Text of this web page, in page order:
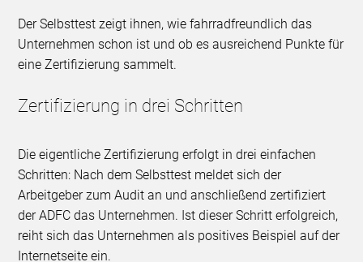
Der Selbsttest zeigt ihnen, wie fahrradfreundlich das
Unternehmen schon ist und ob es ausreichend Punkte für
eine Zertifizierung sammelt.
Zertifizierung in drei Schritten
Die eigentliche Zertifizierung erfolgt in drei einfachen
Schritten: Nach dem Selbsttest meldet sich der
Arbeitgeber zum Audit an und anschließend zertifiziert
der ADFC das Unternehmen. Ist dieser Schritt erfolgreich,
reiht sich das Unternehmen als positives Beispiel auf der
Internetseite ein.